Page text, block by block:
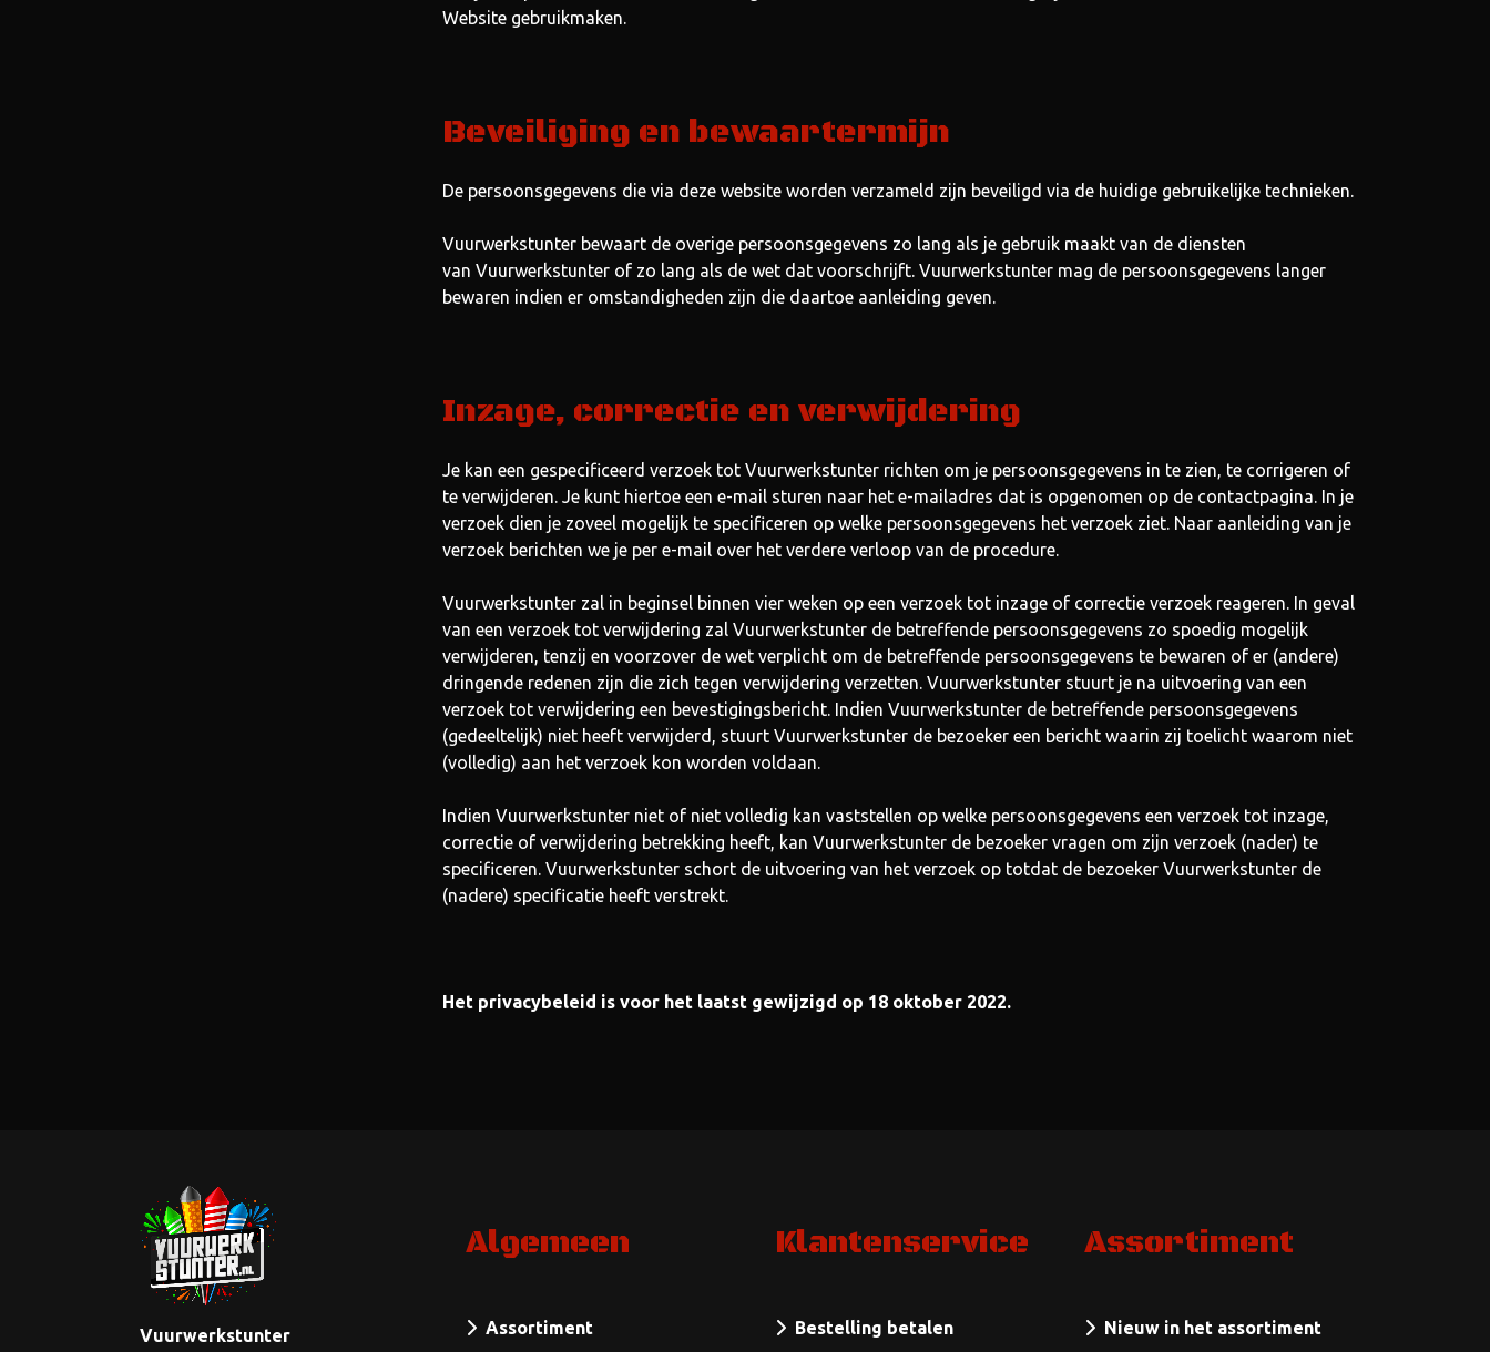
Website gebruikmaken.
Beveiliging en bewaartermijn
De persoonsgegevens die via deze website worden verzameld zijn beveiligd via de huidige gebruikelijke technieken.
Vuurwerkstunter bewaart de overige persoonsgegevens zo lang als je gebruik maakt van de diensten
van Vuurwerkstunter of zo lang als de wet dat voorschrijft. Vuurwerkstunter mag de persoonsgegevens langer
bewaren indien er omstandigheden zijn die daartoe aanleiding geven.
Inzage, correctie en verwijdering
Je kan een gespecificeerd verzoek tot Vuurwerkstunter richten om je persoonsgegevens in te zien, te corrigeren of
te verwijderen. Je kunt hiertoe een e-mail sturen naar het e-mailadres dat is opgenomen op de contactpagina. In je
verzoek dien je zoveel mogelijk te specificeren op welke persoonsgegevens het verzoek ziet. Naar aanleiding van je
verzoek berichten we je per e-mail over het verdere verloop van de procedure.
Vuurwerkstunter zal in beginsel binnen vier weken op een verzoek tot inzage of correctie verzoek reageren. In geval
van een verzoek tot verwijdering zal Vuurwerkstunter de betreffende persoonsgegevens zo spoedig mogelijk
verwijderen, tenzij en voorzover de wet verplicht om de betreffende persoonsgegevens te bewaren of er (andere)
dringende redenen zijn die zich tegen verwijdering verzetten. Vuurwerkstunter stuurt je na uitvoering van een
verzoek tot verwijdering een bevestigingsbericht. Indien Vuurwerkstunter de betreffende persoonsgegevens
(gedeeltelijk) niet heeft verwijderd, stuurt Vuurwerkstunter de bezoeker een bericht waarin zij toelicht waarom niet
(volledig) aan het verzoek kon worden voldaan.
Indien Vuurwerkstunter niet of niet volledig kan vaststellen op welke persoonsgegevens een verzoek tot inzage,
correctie of verwijdering betrekking heeft, kan Vuurwerkstunter de bezoeker vragen om zijn verzoek (nader) te
specificeren. Vuurwerkstunter schort de uitvoering van het verzoek op totdat de bezoeker Vuurwerkstunter de
(nadere) specificatie heeft verstrekt.
Het privacybeleid is voor het laatst gewijzigd op 18 oktober 2022.
Vuurwerkstunter
Algemeen
Assortiment
Klantenservice
Bestelling betalen
Assortiment
Nieuw in het assortiment